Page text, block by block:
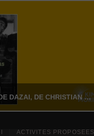
SUR LES PAS DE DAZAI, DE CHRISTIAN MERLHIOT
ACTIVITÉS PROPOSÉES